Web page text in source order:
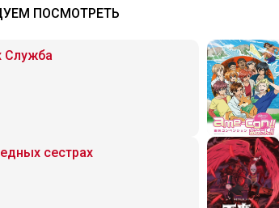
ПОСМОТРЕТЬ
Служба
сестрах